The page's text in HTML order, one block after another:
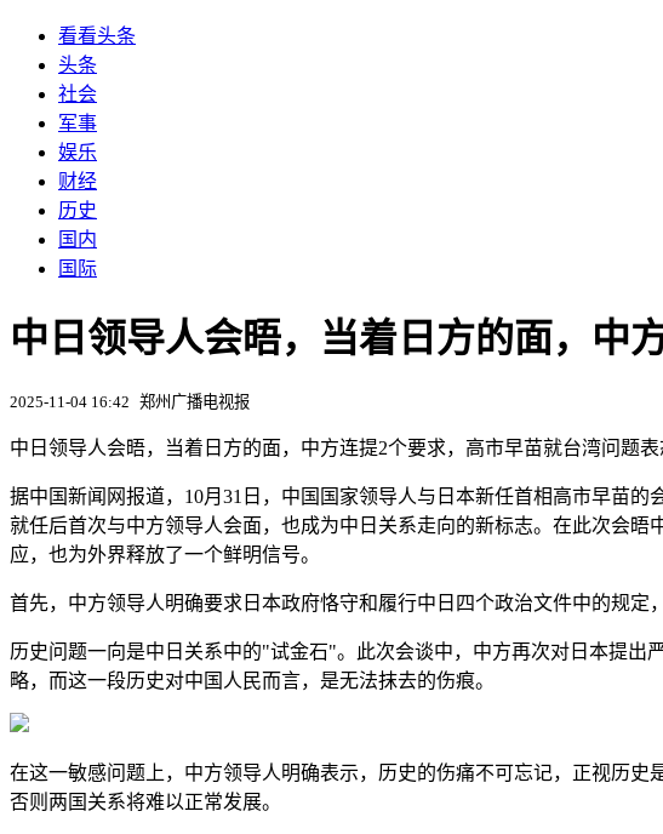
看看头条
头条
社会
军事
娱乐
财经
历史
国内
国际
中日领导人会晤，当着日方的面，中
2025-11-04 16:42 郑州广播电视报
中日领导人会晤，当着日方的面，中方连提2个要求，高市早苗就台湾问题
据中国新闻网报道，10月31日，中国国家领导人与日本新任首相高市早苗
就任后首次与中方领导人会面，也成为中日关系走向的新标志。在此次会
应，也为外界释放了一个鲜明信号。
首先，中方领导人明确要求日本政府恪守和履行中日四个政治文件中的规
历史问题一向是中日关系中的"试金石"。此次会谈中，中方再次对日本提
略，而这一段历史对中国人民而言，是无法抹去的伤痕。
在这一敏感问题上，中方领导人明确表示，历史的伤痛不可忘记，正视历
否则两国关系将难以正常发展。